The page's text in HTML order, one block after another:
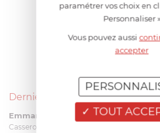
Derniers avis produits
Emmanuel 56 ans le 23/06/2026 à 12:04
Casserole mini 9 cm Castelpro 5 ply
paramétrer vos choix en
Personnaliser »
Vous pouvez aussi
accepter
TOUT